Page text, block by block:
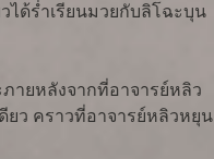
ได้ร่ำเรียนมวยกับลิโฉะบุน
ายหลังจากที่อาจารย์หลิว
ยว คราวที่อาจารย์หลิวหยุน